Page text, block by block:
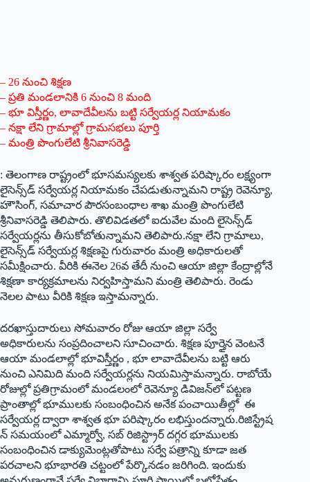
– 26 నుంచి శిక్ష‌ణ‌
– ప్ర‌తి మండ‌లానికి 6 నుంచి 8 మంది
– భూ విస్తీర్ణం, లావాదేవీలను బ‌ట్టి స‌ర్వేయ‌ర్ల నియామ‌కం
– న‌క్షా లేని గ్రామాల్లో గ్రామ‌స‌భ‌లు పూర్తి
– మంత్రి పొంగులేటి శ్రీ‌నివాస‌రెడ్డి
: తెలంగాణ రాష్ట్రంలో భూస‌మ‌స్య‌ల‌కు శాశ్వ‌త ప‌రిష్కారం ల‌క్ష్యంగా
లైసెన్స్‌డ్ స‌ర్వేయ‌ర్ల నియామ‌కం చేప‌డుతున్నామ‌ని రాష్ట్ర రెవెన్యూ,
హౌసింగ్‌, స‌మాచార పౌర‌సంబంధాల శాఖ మంత్రి పొంగులేటి
శ్రీ‌నివాస‌రెడ్డి తెలిపారు. తొలివిడ‌త‌లో ఐదువేల మంది లైసెన్స్‌డ్
స‌ర్వేయ‌ర్ల‌ను తీసుకోబోతున్నామ‌ని తెలిపారు.న‌క్షా లేని గ్రామాలు,
లైసెన్స్‌డ్ స‌ర్వేయ‌ర్ల శిక్ష‌ణపై గురువారం మంత్రి అధికారుల‌తో
స‌మీక్షించారు. వీరికి ఈనెల 26వ తేదీ నుంచి ఆయా జిల్లా కేంద్రాల్లోనే
శిక్ష‌ణా కార్యక్ర‌మాల‌ను నిర్వ‌హిస్తామ‌ని మంత్రి తెలిపారు. రెండు
నెల‌ల పాటు వీరికి శిక్ష‌ణ ఇస్తామ‌న్నారు.
ద‌ర‌ఖాస్తుదారులు సోమ‌వారం రోజు ఆయా జిల్లా స‌ర్వే
అధికారుల‌ను సంప్ర‌దించాల‌ని సూచించారు. శిక్ష‌ణ పూర్తైన‌ వెంట‌నే
ఆయా మండలాల్లో భూవిస్తీర్ణం , భూ లావాదేవీల‌ను బ‌ట్టి ఆరు
నుంచి ఎనిమిది మంది స‌ర్వేయ‌ర్ల‌ను నియ‌మిస్తామ‌న్నారు. రాబోయే
రోజుల్లో ప్ర‌తిగ్రామంలో మండ‌లంలో రెవెన్యూ డివిజ‌న్‌లో ప‌ట్ట‌ణ
ప్రాంతాల్లో భూముల‌కు సంబంధించిన అనేక పంచాయితీల్లో ఈ
స‌ర్వేయ‌ర్ల ద్వారా శాశ్వ‌త భూ ప‌రిష్కారం ల‌భిస్తుంద‌న్నారు.రిజిస్ట్రేష‌
న్ స‌మ‌యంలో ఎమ్మార్వో, స‌బ్ రిజిస్ట్రార్ ద‌గ్గ‌ర భూముల‌కు
సంబంధించిన డాక్యుమెంట్ల‌తోపాటు స‌ర్వే పత్రాన్ని కూడా జ‌త
ప‌ర‌చాల‌ని భూభార‌తి చ‌ట్టంలో పేర్కొన‌డం జ‌రిగింది. ఇందుకు